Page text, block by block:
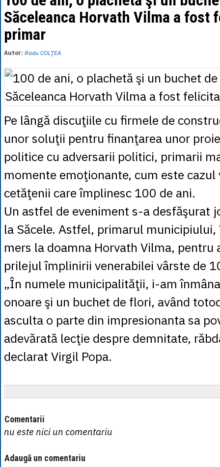
1 EGP= 0.0860
= 1.2223
1 INR
= 0.0513
= 2.6097
1 PLN= 1.1646
= 0.0425
1 RUB
= 0.0530
1 TRY = 0.1141
1 UAH = 0.1048
1 XDR = 5.9383
1 ZAR= 0.2318
Săceleanca Horvath Vilma a fost
primar
Autor: Radu COLŢEA
Pe lângă discuţiile cu firmele de
unor soluţii pentru finanţarea unor
politice cu adversarii politici, primarii
momente emoţionante, cum este
cetăţenii care împlinesc 100 de ani.
Un astfel de eveniment s-a desfăşurat
la Săcele. Astfel, primarul municipiului,
mers la doamna Horvath Vilma, pentru
prilejul împlinirii venerabilei vârste de
„În numele municipalităţii, i-am
onoare şi un buchet de flori, având
asculta o parte din impresionanta sa
adevărată lecţie despre demnitate,
declarat Virgil Popa.
Comentarii
nu este nici un comentariu
Adaugă un comentariu